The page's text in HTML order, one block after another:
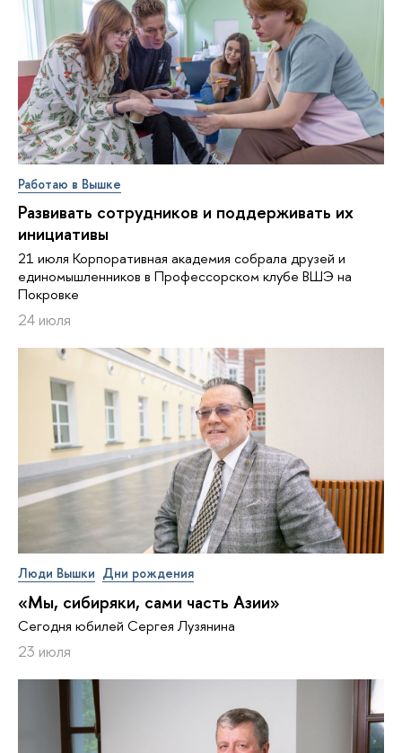
Работаю в Вышке
Развивать сотрудников и поддерживать их
инициативы
21 июля Корпоративная академия собрала друзей и
единомышленников в Профессорском клубе ВШЭ на
Покровке
24 июля
Люди Вышки Дни рождения
«Мы, сибиряки, сами часть Азии»
Сегодня юбилей Сергея Лузянина
23 июля